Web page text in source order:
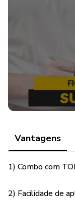
Ficha de
Ficha de
Sinta-se à
seu processo de
📈 Transforme
Vantagens
1) Combo com
2) Facilidade de